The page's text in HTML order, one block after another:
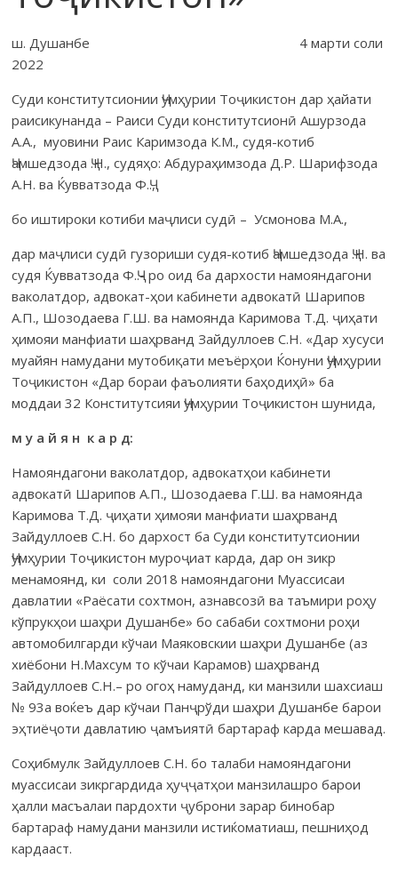
ш. Душанбе 4 марти соли
2022
Суди конститутсионии Ҷумҳурии Тоҷикистон дар ҳайати
раисикунан­да – Раиси Суди конститутсионӣ Ашурзода
А.А., муовини Раис Каримзода К.М., судя-котиб
Ҷамшедзода Ҷ.Н., судяҳо: Абдураҳимзода Д.Р. Шарифзода
А.Н. ва Ќувватзода Ф.Ҷ.,
бо иштироки котиби маҷлиси судӣ – Усмонова М.А.,
дар маҷлиси судӣ гузориши судя-котиб Ҷамшедзода Ҷ.Н. ва
судя Ќувватзода Ф.Ҷ.- ро оид ба дархости намояндагони
ваколатдор, адвокат-ҳои кабинети адвокатӣ Шарипов
А.П., Шозодаева Г.Ш. ва намоянда Каримова Т.Д. ҷиҳати
ҳимояи манфиати шаҳрванд Зайдуллоев С.Н. «Дар хусуси
муайян намудани мутобиқати меъёрҳои Ќонуни Ҷумҳурии
Тоҷикистон «Дар бораи фаъолияти баҳодиҳӣ» ба
моддаи 32 Конститутсияи Ҷумҳурии Тоҷикистон шунида,
м у а й я н к а р д:
Намояндагони ваколатдор, адвокатҳои кабинети
адвокатӣ Шарипов А.П., Шозодаева Г.Ш. ва намоянда
Каримова Т.Д. ҷиҳати ҳимояи манфиати шаҳрванд
Зайдуллоев С.Н. бо дархост ба Суди конститутсионии
Ҷумҳурии Тоҷикистон муроҷиат карда, дар он зикр
менамоянд, ки соли 2018 намояндагони Муассисаи
давлатии «Раёсати сохтмон, азнавсозӣ ва таъмири роҳу
кўпрукҳои шаҳри Душанбе» бо сабаби сохтмони роҳи
автомобилгарди кўчаи Маяковскии шаҳри Душанбе (аз
хиёбони Н.Махсум то кўчаи Карамов) шаҳрванд
Зайдуллоев С.Н.– ро огоҳ намуданд, ки манзили шахсиаш
№ 93а воќеъ дар кўчаи Панҷрўди шаҳри Душанбе барои
эҳтиёҷоти давлатию ҷамъиятӣ бартараф карда мешавад.
Соҳибмулк Зайдуллоев С.Н. бо талаби намояндагони
муассисаи зикргардида ҳуҷҷатҳои манзилашро барои
ҳалли масъалаи пардохти ҷуброни зарар бинобар
бартараф намудани манзили истиќоматиаш, пешниҳод
кардааст.